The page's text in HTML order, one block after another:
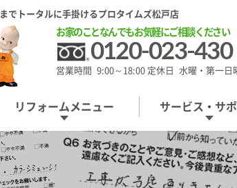
までトータルに手掛けるプロタイムズ松戸店
お家のことなんでもお気軽にご相談ください
0120-023-430
営業時間 9:00～18:00 定休日 水曜・第一日
リフォームメニュー サービス・サ